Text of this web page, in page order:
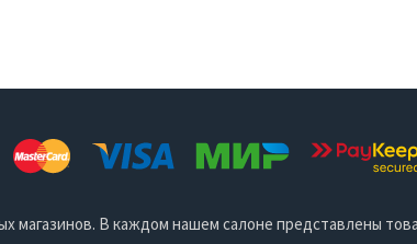
магазинов. В каждом нашем салоне представлены